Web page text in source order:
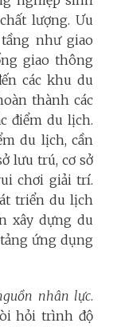
lượng. Ưu
như giao
giao thông
các khu du
thành các
điểm du lịch.
du lịch, cần
lưu trú, cơ sở
chơi giải trí.
triển du lịch
xây dựng du
ứng dụng
nhân lực.
hỏi trình độ